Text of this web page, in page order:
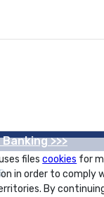
>>>
filescookies for
in order to comply
By